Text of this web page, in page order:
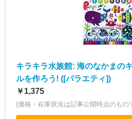
キラキラ水族館: 海のなかまの
ルを作ろう! ([バラエティ])
￥1,375
(価格・在庫状況は記事公開時点のもの